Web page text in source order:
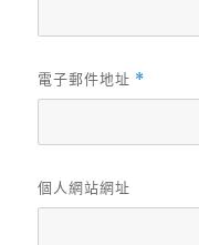
電子郵件地址 *
個人網站網址